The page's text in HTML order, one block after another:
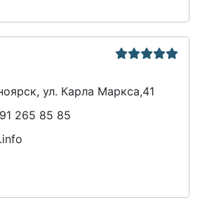
ул. Карла Маркса,41
265 85 85